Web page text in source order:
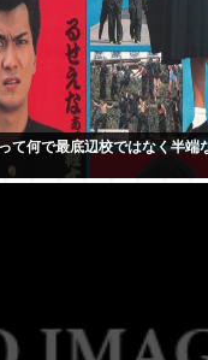
て何で最底辺校ではなく半端